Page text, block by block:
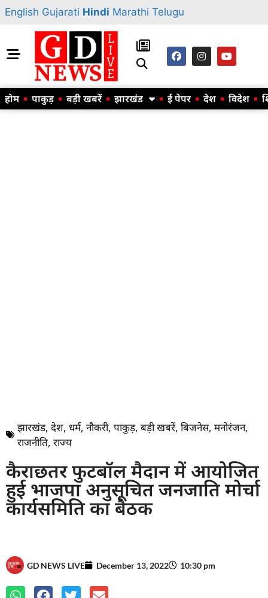
English Gujarati Hindi Marathi Telugu
होम पाकुड़ बड़ी खबरें झारखंड ई पेपर देश विदेश
झारखंड, देश, धर्म, नौकरी, पाकुड़, बड़ी खबरें, बिजनेस, मनोरंजन,
राजनीति, राज्य
कैराछतर फुटबॉल मैदान में आयोजित
हुई भाजपा अनुसूचित जनजाति मोर्चा
कार्यसमिति का बैठक
GD NEWS LIVE December 13, 2022 10:30 pm